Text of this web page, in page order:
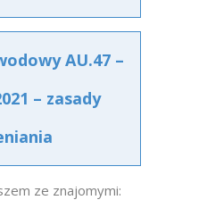
AU.47 –
– zasady
ze znajomymi: